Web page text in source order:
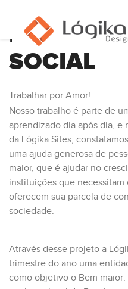
SOCIAL
Trabalhar por Amor!
Nosso trabalho é parte de
aprendizado dia após dia, e
da Lógika Sites,
uma ajuda generosa de
maior, que é ajudar no
instituições que necessitam
oferecem sua parcela de
sociedade.
Através desse projeto a
trimestre do ano uma
como objetivo o Bem